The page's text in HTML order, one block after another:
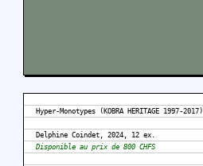
Hyper-Monotypes (KOBRA HERITAGE 1997-2017)
Delphine Coindet, 2024, 12 ex.
Disponible au prix de 800 CHFS